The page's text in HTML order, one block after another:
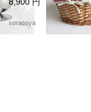
ク 12otek18
8,900 円
soracoya